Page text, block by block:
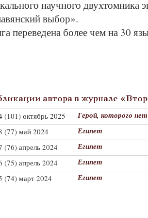
научного двухтомника
выбор».
переведена более чем на 30
автора в журнале
октябрь 2025 Герой, которого
(77) май 2024 Египет
апрель 2024 Египет
апрель 2024 Египет
март 2024 Египет